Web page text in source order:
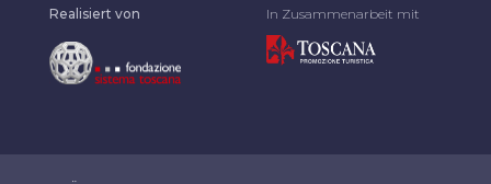
Realisiert von In Zusammenarbeit mit